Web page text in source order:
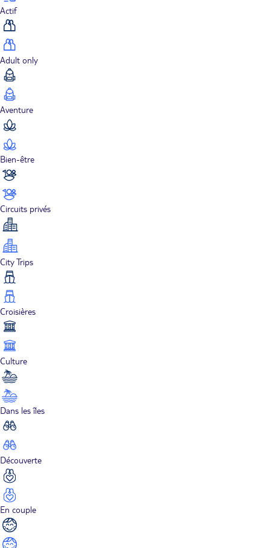
Actif
Adult only
Aventure
Bien-être
Circuits privés
City Trips
Croisières
Culture
Dans les îles
Découverte
En couple